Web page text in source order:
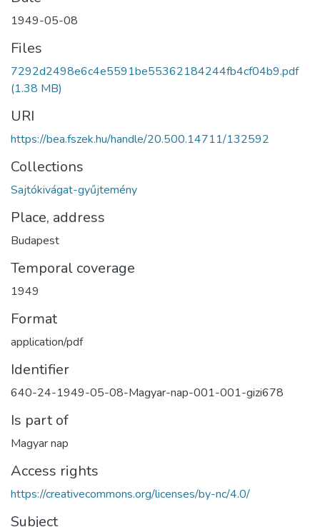
1949-05-08
Files
7292d2498e6c4e5591be55362184244fb4cf04b9.pdf
(1.38 MB)
URI
https://bea.fszek.hu/handle/20.500.14711/132592
Collections
Sajtókivágat-gyűjtemény
Place, address
Budapest
Temporal coverage
1949
Format
application/pdf
Identifier
640-24-1949-05-08-Magyar-nap-001-001-gizi678
Is part of
Magyar nap
Access rights
https://creativecommons.org/licenses/by-nc/4.0/
Subject